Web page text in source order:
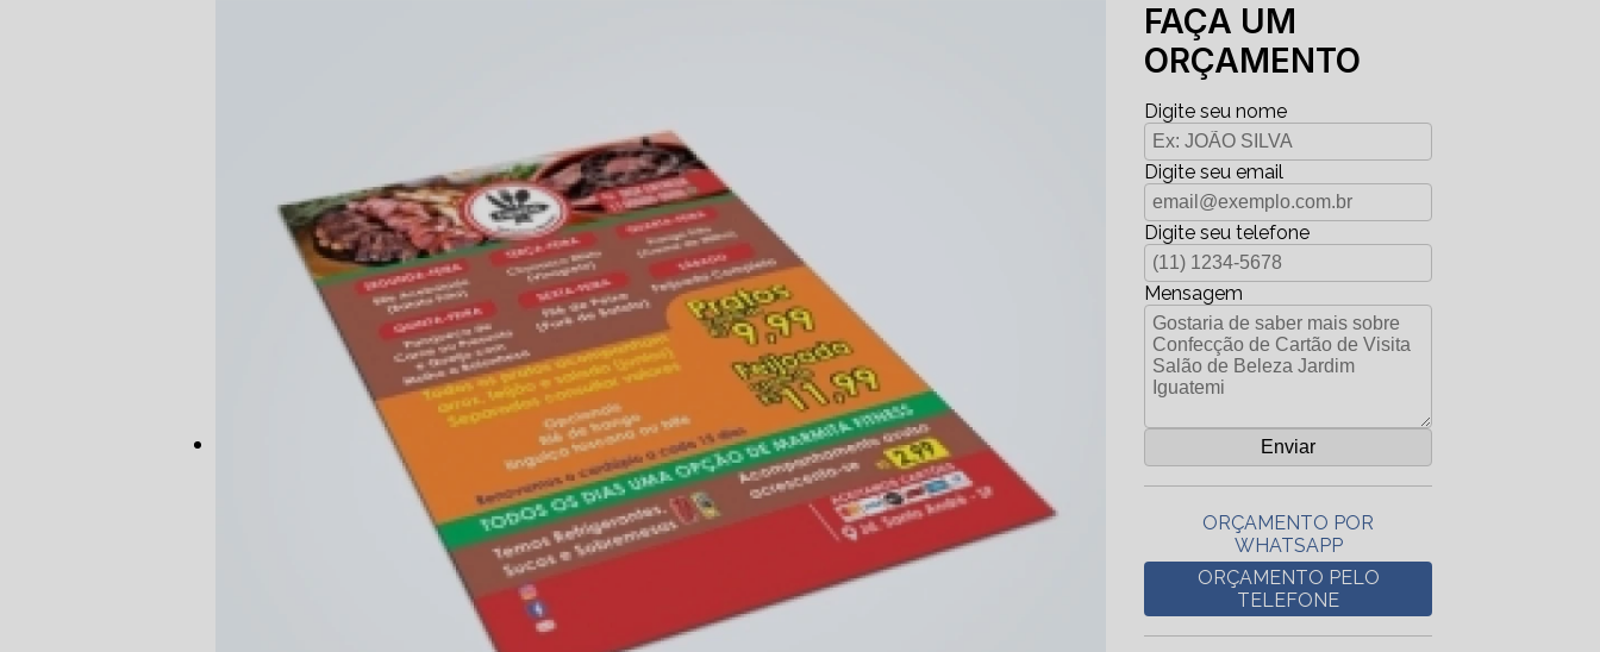
FAÇA UM
ORÇAMENTO
Digite seu nome
Digite seu email
Digite seu telefone
Mensagem
ORÇAMENTO POR
WHATSAPP
ORÇAMENTO PELO
TELEFONE